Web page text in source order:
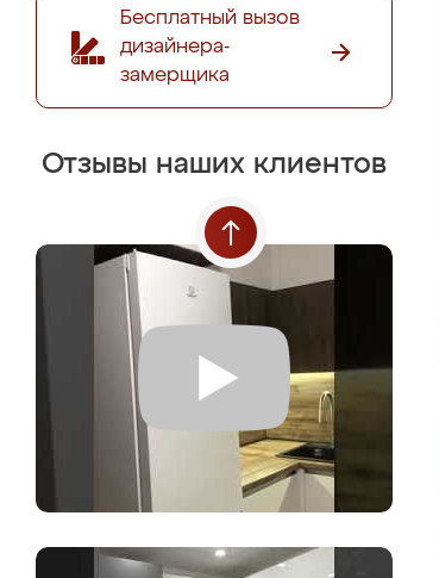
Бесплатный вызов
дизайнера-
замерщика
Отзывы наших клиентов